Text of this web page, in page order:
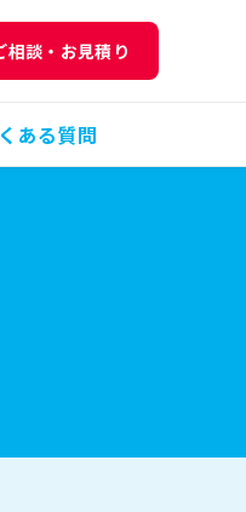
相談・お見積り
ある質問